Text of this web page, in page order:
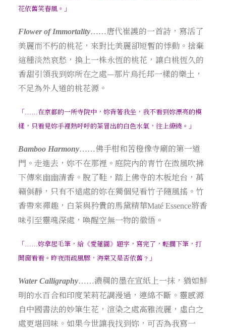
花依舊笑春風。」
Flower of Immortality……唐代崔護的一首詩，寫活了
美麗而不朽的桃花，來對比美麗卻短暫的悸動。捨棄
這種淡然哀愁，換上一株永恆的桃花，讓白桃恆久的
香甜引領我到妳所在之處—那片烏托邦一樣的樂土，
不足為外人道的桃花源。
「……在京都的一所寺院中，妳背著我坐，我不看到妳漂亮的模
樣，只看見妳手裡熱呼呼的茶冒出的白色水氣，往上繚繞。」
Bamboo Harmony……佛手柑和苦橙像寺廟的第一道
門。走進去，妳不在那裡。庭院內的青竹在微風吹拂
下傳來幽幽清香。脫了鞋，踏上佛寺的木板地台，萬
籟俱靜，只有不遠處的妳在獨個兒看竹子隨風搖。竹
香帶來禪趣，白茶與矜貴的馬黛精華Maté Essence將香
味引至靈魂深處，喚醒空無一物的徹悟。
「……妳拿起毛筆，給《愛蓮圖》題字，寫完了，輕擱下筆，打
開窗看看。昨夜雨疏風驟，海棠又是否依舊﹖」
Water Calligraphy……濃稠的墨在宣紙上一抹，猶如鮮
明的水百合和印度茉莉花調漫過，連綿不斷。靈感源
自中國書法的妙筆生花，渲染之處高雅流麗，虛白之
處更堪回味。如果今世讓我找到妳，可否為我寫一